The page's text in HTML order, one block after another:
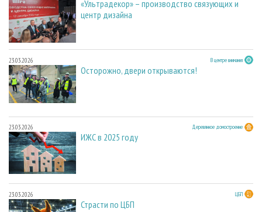
«Ультрадекор» – производство связующих и
центр дизайна
23.03.2026 В центре внимания
Осторожно, двери открываются!
23.03.2026 Деревянное домостроение
ИЖС в 2025 году
23.03.2026 ЦБП
Страсти по ЦБП